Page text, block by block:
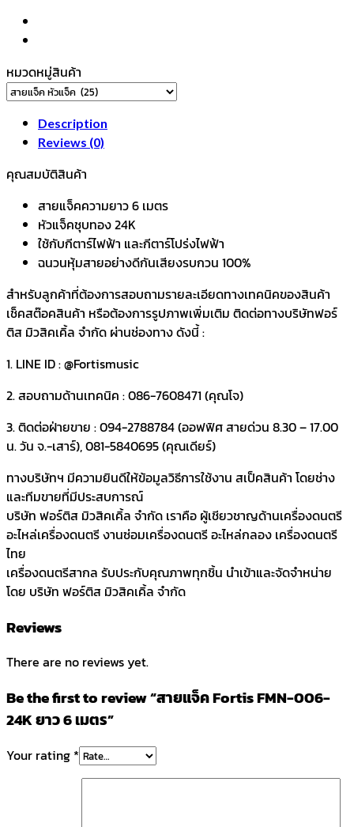
24K
ยาว
เมตร
quantity
หมวดหมู่สินค้า
Description
Reviews (0)
คุณสมบัติสินค้า
สายแจ็คความยาว 6 เมตร
หัวแจ็คชุบทอง 24K
ใช้กับกีตาร์ไฟฟ้า และกีตาร์โปร่งไฟฟ้า
ฉนวนหุ้มสายอย่างดีกันเสียงรบกวน 100%
สำหรับลูกค้าที่ต้องการสอบถามรายละเอียดทางเทคนิคของสินค้า
เช็คสต๊อคสินค้า หรือต้องการรูปภาพเพิ่มเติม ติดต่อทางบริษัทฟอร์
ติส มิวสิคเคิ้ล จำกัด ผ่านช่องทาง ดังนี้ :
1. LINE ID : @Fortismusic
2. สอบถามด้านเทคนิค : 086-7608471 (คุณโจ)
3. ติดต่อฝ่ายขาย : 094-2788784 (ออฟฟิศ สายด่วน 8.30 – 17.00
น. วัน จ.-เสาร์), 081-5840695 (คุณเดียร์)
ทางบริษัทฯ มีความยินดีให้ข้อมูลวิธีการใช้งาน สเป็คสินค้า โดยช่าง
และทีมขายที่มีประสบการณ์
บริษัท ฟอร์ติส มิวสิคเคิ้ล จำกัด เราคือ ผู้เชียวชาญด้านเครื่องดนตรี
อะไหล่เครื่องดนตรี งานซ่อมเครื่องดนตรี อะไหล่กลอง เครื่องดนตรี
ไทย
เครื่องดนตรีสากล รับประกับคุณภาพทุกชิ้น นำเข้าและจัดจำหน่าย
โดย บริษัท ฟอร์ติส มิวสิคเคิ้ล จำกัด
Reviews
There are no reviews yet.
Be the first to review “สายแจ็ค Fortis FMN-006-
24K ยาว 6 เมตร”
Your rating *